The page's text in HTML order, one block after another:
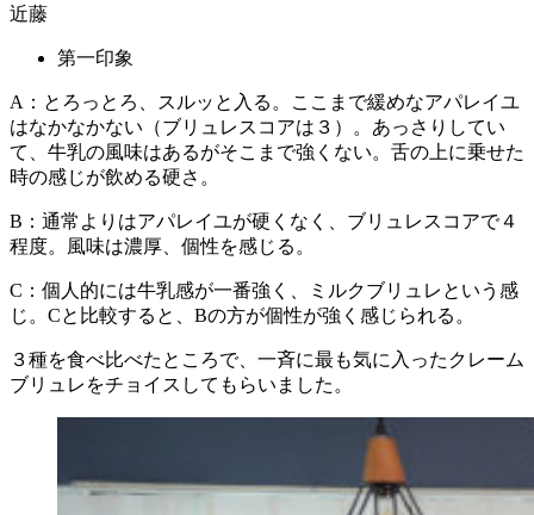
近藤
第一印象
A：とろっとろ、スルッと入る。ここまで緩めなアパレイユ
はなかなかない（ブリュレスコアは３）。あっさりしてい
て、牛乳の風味はあるがそこまで強くない。舌の上に乗せた
時の感じが飲める硬さ。
B：通常よりはアパレイユが硬くなく、ブリュレスコアで４
程度。風味は濃厚、個性を感じる。
C：個人的には牛乳感が一番強く、ミルクブリュレという感
じ。Cと比較すると、Bの方が個性が強く感じられる。
３種を食べ比べたところで、一斉に最も気に入ったクレーム
ブリュレをチョイスしてもらいました。